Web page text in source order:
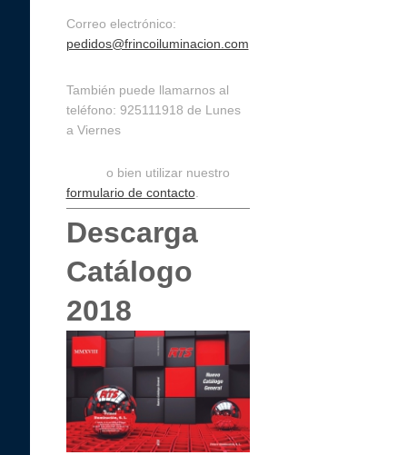
Correo electrónico:
pedidos@frincoiluminacion.com
También puede llamarnos al
teléfono: 925111918 de Lunes
a Viernes
o bien utilizar nuestro
formulario de contacto.
Descarga
Catálogo
2018